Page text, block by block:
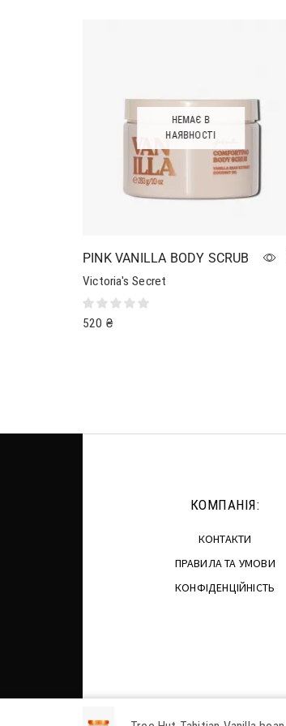
НЕМАЄ В
НАЯВНОСТІ
PINK VANILLA BODY SCRUB
Victoria's Secret
520 ₴
КОМПАНІЯ:
КОНТАКТИ
ПРАВИЛА ТА УМОВИ
КОНФІДЕНЦІЙНІСТЬ